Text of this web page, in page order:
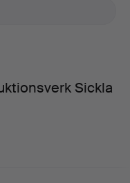
Sickla